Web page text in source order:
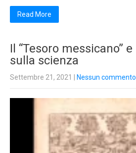
Read More
Il “Tesoro messicano”
sulla scienza
Settembre 21, 2021 Nessun commento